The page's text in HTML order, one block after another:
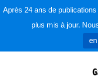
Après 24 ans de
plus mis à jour.
parla
Voici les photos de la